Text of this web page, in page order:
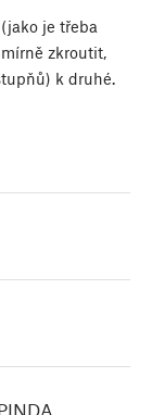
je třeba
zkroutit,
k druhé.